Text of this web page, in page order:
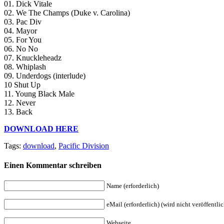
01. Dick Vitale
02. We The Champs (Duke v. Carolina)
03. Pac Div
04. Mayor
05. For You
06. No No
07. Knuckleheadz
08. Whiplash
09. Underdogs (interlude)
10 Shut Up
11. Young Black Male
12. Never
13. Back
DOWNLOAD HERE
Tags: download, Pacific Division
Einen Kommentar schreiben
Name (erforderlich)
eMail (erforderlich) (wird nicht